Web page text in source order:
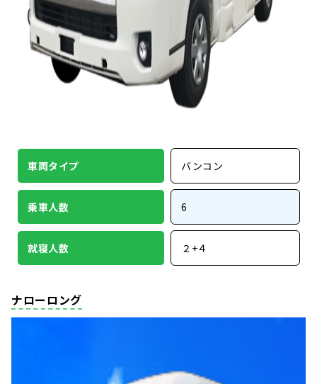
車両タイプ バンコン
乗車人数 6
就寝人数 ２+４
ナローロング